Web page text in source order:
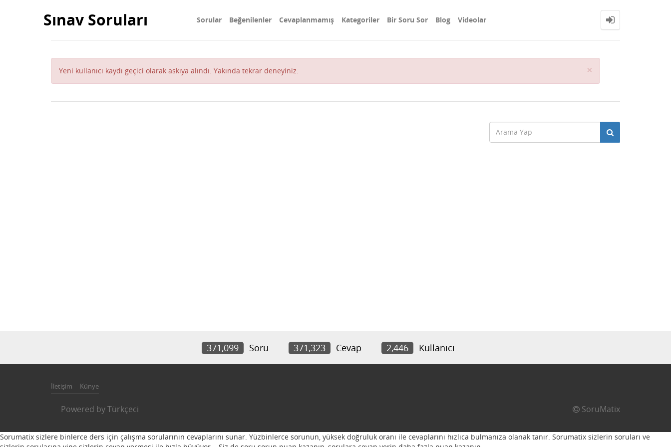
Sınav Soruları Sorular Beğenilenler Cevaplanmamış Kategoriler Bir Soru Sor Blog Videolar
Yeni kullanıcı kaydı geçici olarak askıya alındı. Yakında tekrar deneyiniz. ×
371,099 Soru 371,323 Cevap 2,446 Kullanıcı
İletişim Künye
Powered byTürkçeci SoruMatix
Sorumatix sizlere binlerce ders için çalışma sorularının cevaplarını sunar. Yüzbinlerce sorunun, yüksek doğruluk oranı ile cevaplarını hızlıca bulmanıza olanak tanır. Sorumatix sizlerin soruları ve